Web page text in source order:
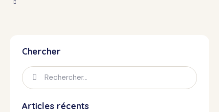
Chercher
Articles récents